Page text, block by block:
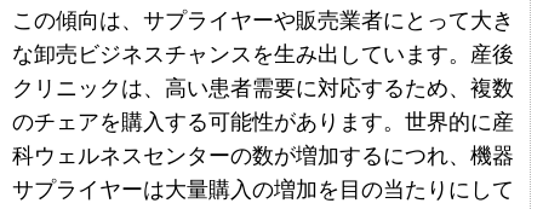
この傾向は、サプライヤーや販売業者にとって大き
な卸売ビジネスチャンスを生み出しています。産後
クリニックは、高い患者需要に対応するため、複数
のチェアを購入する可能性があります。世界的に産
科ウェルネスセンターの数が増加するにつれ、機器
サプライヤーは大量購入の増加を目の当たりにして